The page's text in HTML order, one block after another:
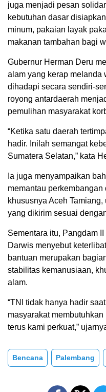
juga menjadi pesan
kebutuhan dasar
minum, pakaian layak
makanan tambahan bagi
Gubernur Herman Deru
alam yang kerap melanda
dihadapi secara sendiri-
royong antardaerah
pemulihan masyarakat
“Ketika satu daerah
hadir. Inilah semangat
Sumatera Selatan,” kata
Ia juga menyampaikan
memantau
khususnya Aceh
yang dikirim sesuai
Sementara itu, Pangdam
Darwis menyebut
bantuan merupakan
stabilitas kemanusiaan,
alam.
“TNI tidak hanya hadir
masyarakat
terus kami perkuat,”
Bencana Palembang